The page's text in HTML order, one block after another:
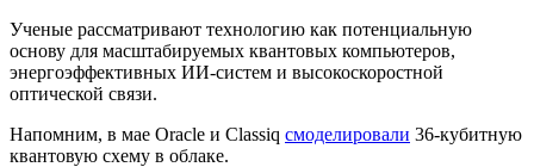
Ученые рассматривают технологию как потенциальную
основу для масштабируемых квантовых компьютеров,
энергоэффективных ИИ-систем и высокоскоростной
оптической связи.
Напомним, в мае Oracle и Classiq смоделировали 36-кубитную
квантовую схему в облаке.